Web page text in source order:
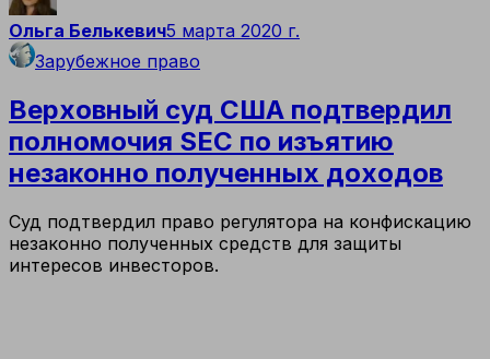
Ольга Белькевич5 марта 2020 г.
Зарубежное право
Верховный суд США подтвердил
полномочия SEC по изъятию
незаконно полученных доходов
Суд подтвердил право регулятора на конфискацию
незаконно полученных средств для защиты
интересов инвесторов.